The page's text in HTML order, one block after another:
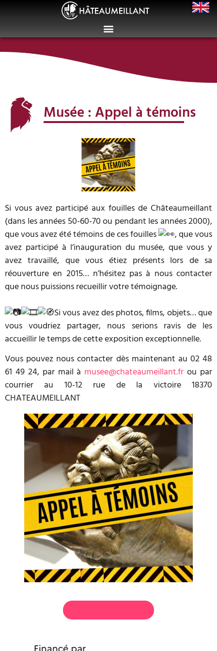
Musée : Appel à témoins
Si vous avez participé aux fouilles de Châteaumeillant
(dans les années 50-60-70 ou pendant les années 2000),
que vous avez été témoins de ces fouilles
, que vous
avez participé à l’inauguration du musée, que vous y
avez travaillé, que vous étiez présents lors de sa
réouverture en 2015… n’hésitez pas à nous contacter
que nous puissions recueillir votre témoignage.
Si vous avez des photos, films, objets… que
vous voudriez partager, nous serions ravis de les
accueillir le temps de cette exposition exceptionnelle.
Vous pouvez nous contacter dès maintenant au 02 48
61 49 24, par mail à musee@chateaumeillant.fr ou par
courrier au 10-12 rue de la victoire 18370
CHATEAUMEILLANT